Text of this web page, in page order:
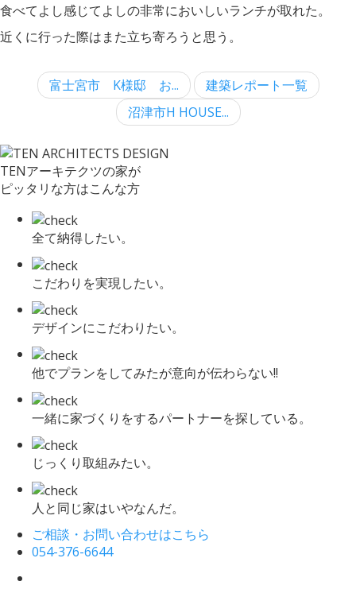
食べてよし感じてよしの非常においしいランチが取れた。
近くに行った際はまた立ち寄ろうと思う。
富士宮市 K様邸 お...
建築レポート一覧
沼津市H HOUSE...
TENアーキテクツの家が
ピッタリな方はこんな方
全て納得したい。
こだわりを実現したい。
デザインにこだわりたい。
他でプランをしてみたが意向が伝わらない!!
一緒に家づくりをするパートナーを探している。
じっくり取組みたい。
人と同じ家はいやなんだ。
ご相談・お問い合わせはこちら
054-376-6644